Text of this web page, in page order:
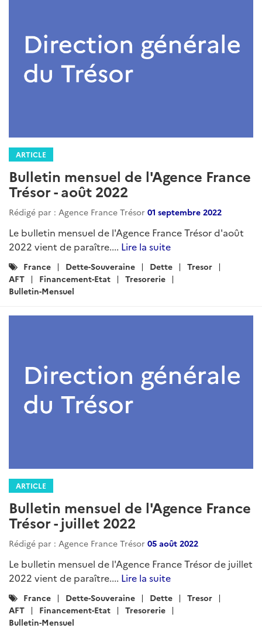
ARTICLE
Bulletin mensuel de l'Agence France
Trésor - août 2022
Rédigé par : Agence France Trésor 01 septembre 2022
Le bulletin mensuel de l'Agence France Trésor d'août
2022 vient de paraître.... Lire la suite
Catégories
:
France Dette-Souveraine Dette
Tresor
AFT
Financement-Etat
Tresorerie
Bulletin-Mensuel
ARTICLE
Bulletin mensuel de l'Agence France
Trésor - juillet 2022
Rédigé par : Agence France Trésor 05 août 2022
Le bulletin mensuel de l'Agence France Trésor de juillet
2022 vient de paraître.... Lire la suite
Catégories
:
France Dette-Souveraine Dette
Tresor
AFT
Financement-Etat
Tresorerie
Bulletin-Mensuel